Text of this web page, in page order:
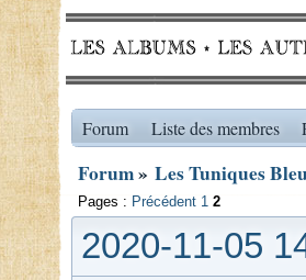
Forum Liste des membres
Forum» Les Tuniques
Pages : Précédent 1 2
2020-11-05